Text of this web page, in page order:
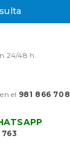
24/48 h.
el 981 866 708
.